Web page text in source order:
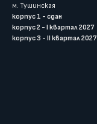
м. Тушинская
корпус 1 - сдан
корпус 2 - I квартал 2027
корпус 3 - II квартал 2027